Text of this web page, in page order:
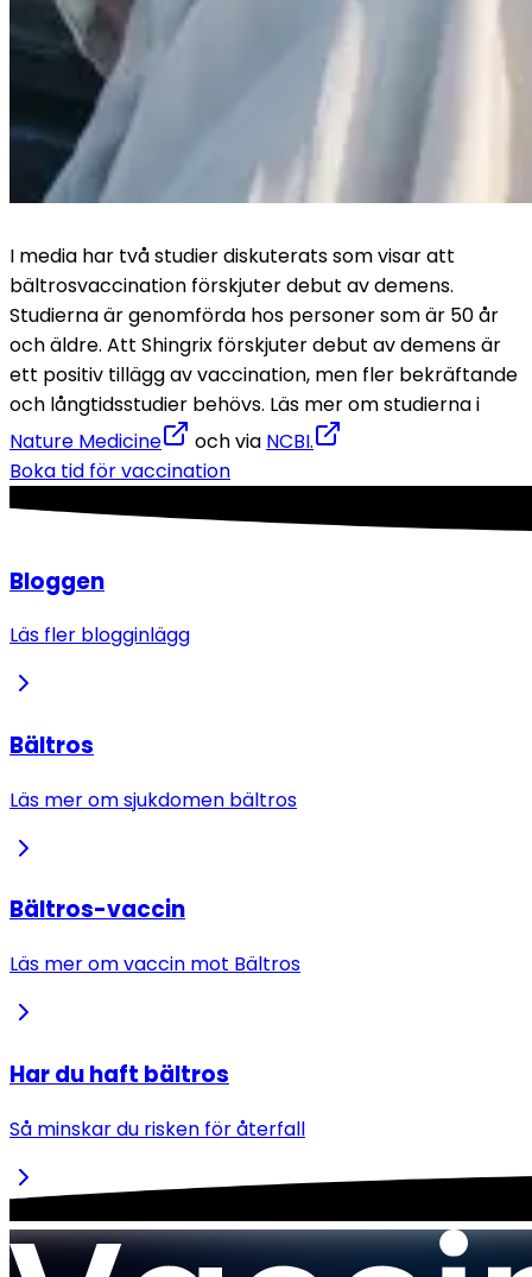
I media har två studier diskuterats som visar att
bältrosvaccination förskjuter debut av demens.
Studierna är genomförda hos personer som är 50 år
och äldre. Att Shingrix förskjuter debut av demens är
ett positiv tillägg av vaccination, men fler bekräftande
och långtidsstudier behövs.
Nature Medicine
och via NCBI.
Boka tid för vaccination
Bloggen
Läs fler blogginlägg
Bältros
Läs mer om sjukdomen bältros
Bältros-vaccin
Läs mer om vaccin mot Bältros
Har du haft bältros
Så minskar du risken för återfall